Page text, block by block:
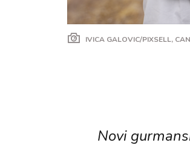
IVICA GALOVIC/PIXSELL,
Novi